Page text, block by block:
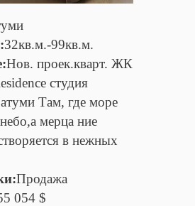
32кв.м.-99кв.м.
Нов. проек.кварт. ЖК
студия
Там, где море
мерца ние
в нежных
Продажа
054 $